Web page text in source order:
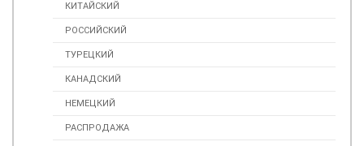
КИТАЙСКИЙ
РОССИЙСКИЙ
ТУРЕЦКИЙ
КАНАДСКИЙ
НЕМЕЦКИЙ
РАСПРОДАЖА